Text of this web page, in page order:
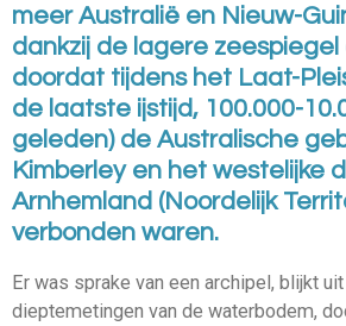
meer Australië en Nieuw-
dankzij de lagere
doordat tijdens het Laat-
de laatste ijstijd, 100.000-
geleden) de Australische
Kimberley en het westelijke
Arnhemland (Noordelijk
verbonden waren.
Er was sprake van een archipel, blijkt
dieptemetingen van de waterbodem,